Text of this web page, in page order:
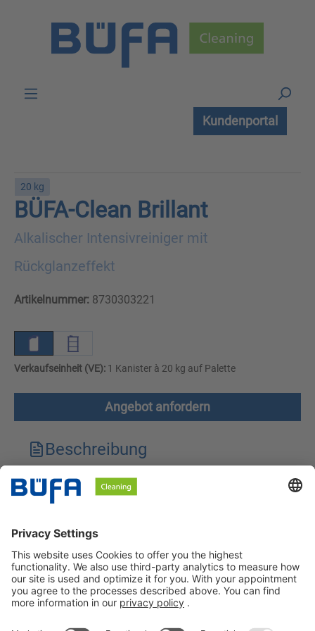
Kundenportal
20 kg
BÜFA-Clean Brillant
Alkalischer Intensivreiniger mit
Rückglanzeffekt
Artikelnummer: 8730303221
Verkaufseinheit (VE): 1 Kanister à 20 kg auf Palette
Angebot anfordern
Beschreibung
Technische Merkmale
Sicherheitshinweise